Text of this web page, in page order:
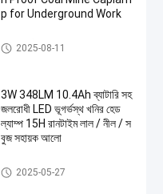
p for Underground Work
পুনরায় চার্জযোগ্য খনির ক্যাপ ল্যাম্প
2025-08-11
3W 348LM 10.4Ah ব্যাটারি সহ
জলরোধী LED ভূগর্ভস্থ খনির হেড
ল্যাম্প 15H রানটাইম লাল / নীল / স
বুজ সহায়ক আলো
পুনরায় চার্জযোগ্য খনির ক্যাপ ল্যাম্প
2025-05-27